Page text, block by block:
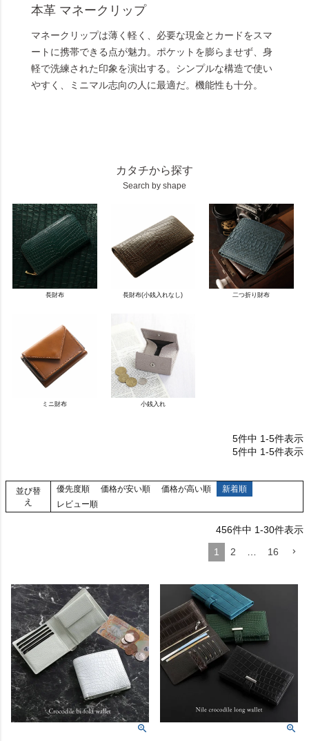
本革 マネークリップ
マネークリップは薄く軽く、必要な現金とカードをスマ
ートに携帯できる点が魅力。ポケットを膨らませず、身
軽で洗練された印象を演出する。シンプルな構造で使い
やすく、ミニマル志向の人に最適だ。機能性も十分。
カタチから探す
Search by shape
長財布 長財布(小銭入れなし) 二つ折り財布
ミニ財布 小銭入れ
5件中 1-5件表示
5件中 1-5件表示
並び替
え
優先度順 価格が安い順 価格が高い順
新着順
レビュー順
456件中 1-30件表示
1
2 16